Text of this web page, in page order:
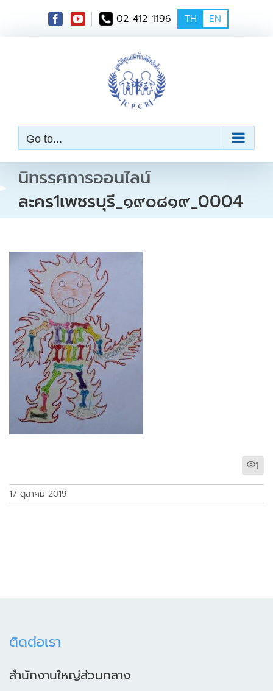
t
02-412-1196 TH EN
Go to...
นิทรรศการออนไลน์
ละคร1เพชรบุรี_๑๙๐๘๑๙_0004
1
17 ตุลาคม 2019
ติดต่อเรา
สำนักงานใหญ่ส่วนกลาง